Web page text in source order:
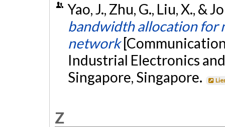
Yao, J., Zhu, G., Liu, X., &
bandwidth allocation for
network
Industrial Electronics
Singapore, Singapore.
Z